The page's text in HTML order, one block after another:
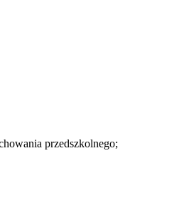
przedszkolnego;